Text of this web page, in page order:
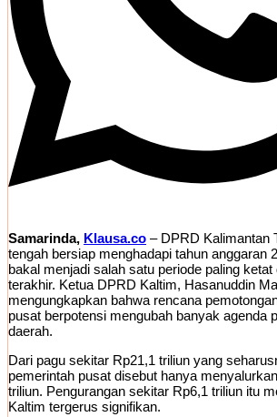
Samarinda, Klausa.co – DPRD Kalimantan
tengah bersiap menghadapi tahun anggaran
bakal menjadi salah satu periode paling
terakhir. Ketua DPRD Kaltim, Hasanuddin
mengungkapkan bahwa rencana
pusat berpotensi mengubah banyak agenda
daerah.
Dari pagu sekitar Rp21,1 triliun yang
pemerintah pusat disebut hanya
triliun. Pengurangan sekitar Rp6,1 triliun itu
Kaltim tergerus signifikan.